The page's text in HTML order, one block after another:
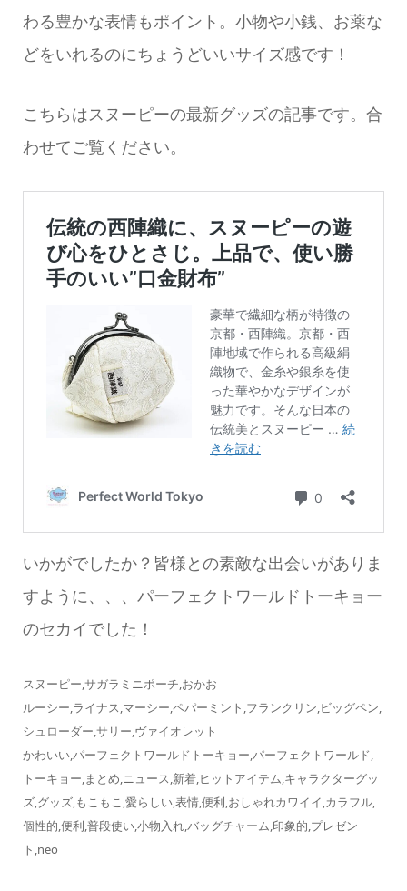
わる豊かな表情もポイント。小物や小銭、お薬な
どをいれるのにちょうどいいサイズ感です！
こちらはスヌーピーの最新グッズの記事です。合
わせてご覧ください。
いかがでしたか？皆様との素敵な出会いがありま
すように、、、パーフェクトワールドトーキョー
のセカイでした！
スヌーピー,サガラミニポーチ,おかお
ルーシー,ライナス,マーシー,ペパーミント,フランクリン,ビッグペン,
シュローダー,サリー,ヴァイオレット
かわいい,パーフェクトワールドトーキョー,パーフェクトワールド,
トーキョー,まとめ,ニュース,新着,ヒットアイテム,キャラクターグッ
ズ,グッズ,もこもこ,愛らしい,表情,便利,おしゃれカワイイ,カラフル,
個性的,便利,普段使い,小物入れ,バッグチャーム,印象的,プレゼン
ト,neo